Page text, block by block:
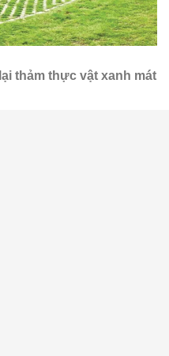
thảm thực vật xanh mát